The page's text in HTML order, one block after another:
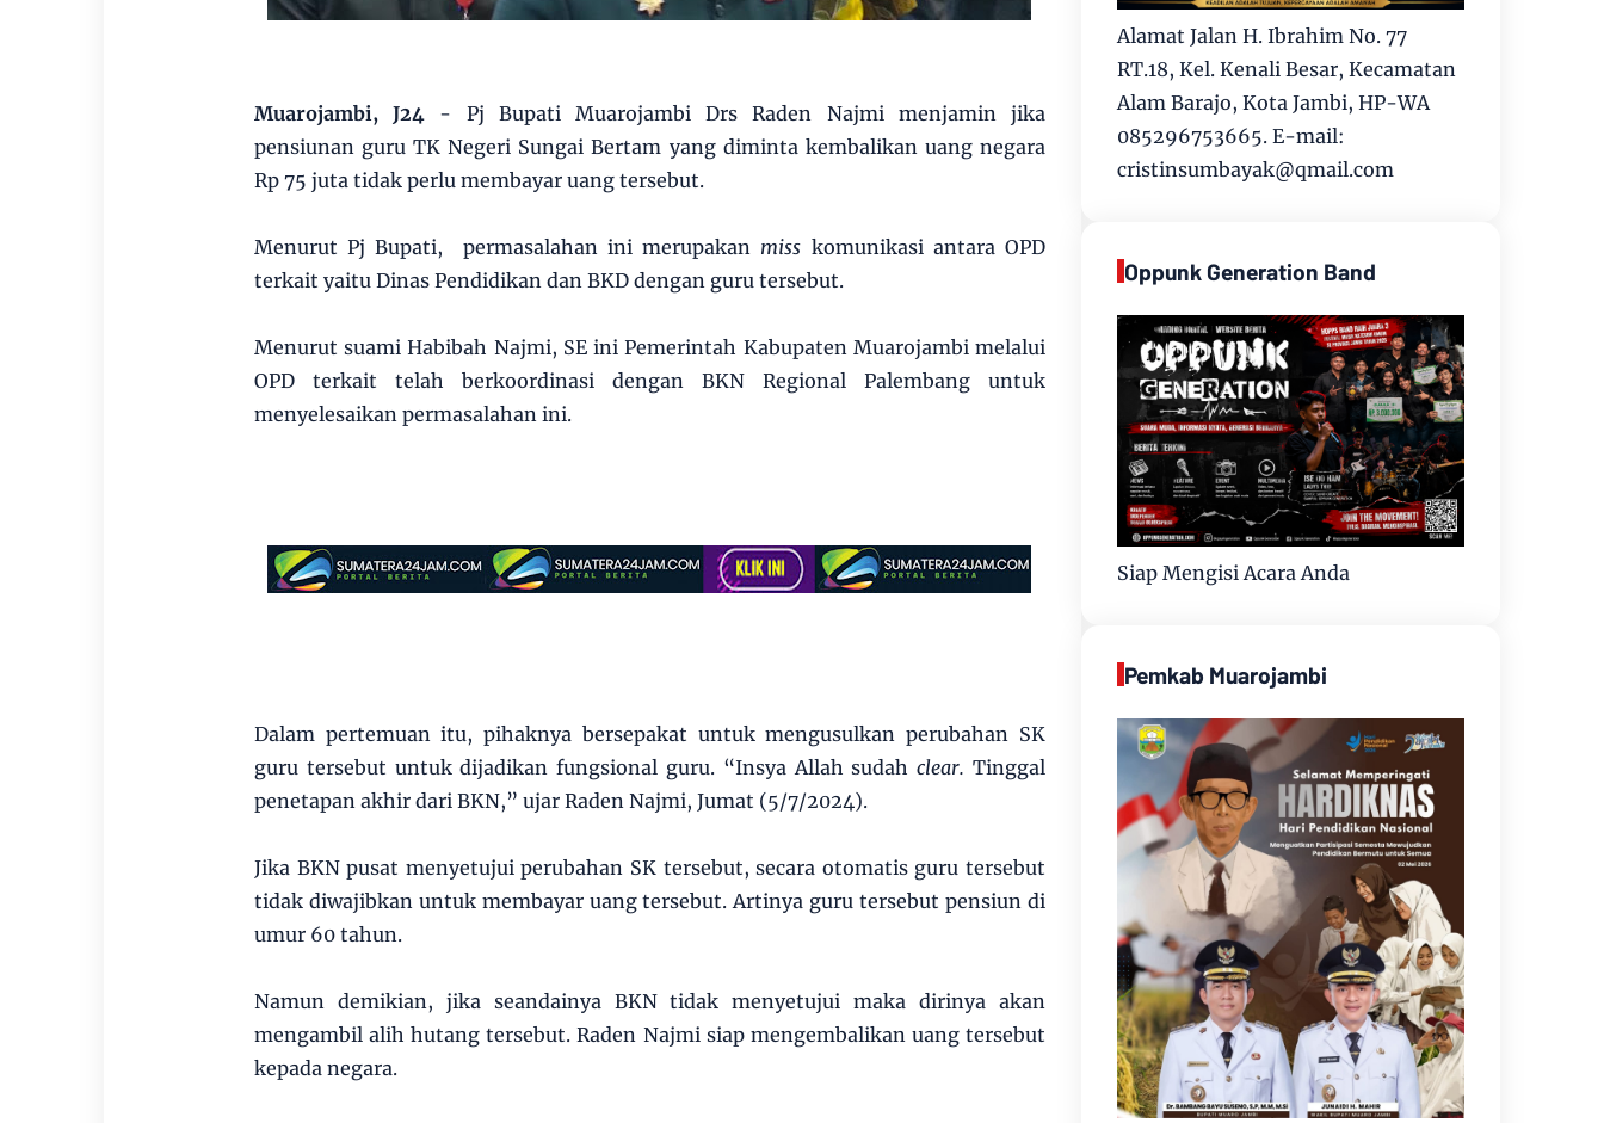
Muarojambi, J24 - Pj Bupati Muarojambi Drs Raden Najmi menjamin jika
pensiunan guru TK Negeri Sungai Bertam yang diminta kembalikan uang negara
Rp 75 juta tidak perlu membayar uang tersebut.
Menurut Pj Bupati, permasalahan ini merupakan miss komunikasi antara OPD
terkait yaitu Dinas Pendidikan dan BKD dengan guru tersebut.
Menurut suami Habibah Najmi, SE ini Pemerintah Kabupaten Muarojambi melalui
OPD terkait telah berkoordinasi dengan BKN Regional Palembang untuk
menyelesaikan permasalahan ini.
Dalam pertemuan itu, pihaknya bersepakat untuk mengusulkan perubahan SK
guru tersebut untuk dijadikan fungsional guru. “Insya Allah sudahclear. Tinggal
penetapan akhir dari BKN,” ujar Raden Najmi, Jumat (5/7/2024).
Jika BKN pusat menyetujui perubahan SK tersebut, secara otomatis guru tersebut
tidak diwajibkan untuk membayar uang tersebut. Artinya guru tersebut pensiun di
umur 60 tahun.
Namun demikian, jika seandainya BKN tidak menyetujui maka dirinya akan
mengambil alih hutang tersebut. Raden Najmi siap mengembalikan uang tersebut
kepada negara.
Alamat Jalan H. Ibrahim No. 77
RT.18, Kel. Kenali Besar, Kecamatan
Alam Barajo, Kota Jambi, HP-WA
085296753665. E-mail:
cristinsumbayak@qmail.com
Oppunk Generation Band
Siap Mengisi Acara Anda
Pemkab Muarojambi